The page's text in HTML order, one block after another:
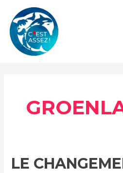
contenu
LE